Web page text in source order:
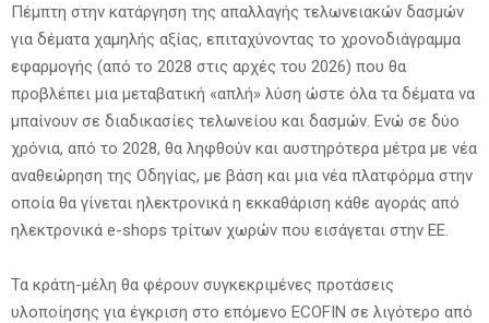
Πέμπτη στην κατάργηση της απαλλαγής τελωνειακών δασμών
για δέματα χαμηλής αξίας, επιταχύνοντας το χρονοδιάγραμμα
εφαρμογής (από το 2028 στις αρχές του 2026) που θα
προβλέπει μια μεταβατική «απλή» λύση ώστε όλα τα δέματα να
μπαίνουν σε διαδικασίες τελωνείου και δασμών. Ενώ σε δύο
χρόνια, από το 2028, θα ληφθούν και αυστηρότερα μέτρα με νέα
αναθεώρηση της Οδηγίας, με βάση και μια νέα πλατφόρμα στην
οποία θα γίνεται ηλεκτρονικά η εκκαθάριση κάθε αγοράς από
ηλεκτρονικά e-shops τρίτων χωρών που εισάγεται στην ΕΕ.
Τα κράτη-μέλη θα φέρουν συγκεκριμένες προτάσεις
υλοποίησης για έγκριση στο επόμενο ECOFIN σε λιγότερο από